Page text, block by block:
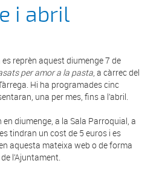
i abril
es reprèn aquest diumenge 7 de
per amor a la pasta, a càrrec del
Hi ha programades cinc
una per mes, fins a l’abril.
diumenge, a la Sala Parroquial, a
tindran un cost de 5 euros i es
aquesta mateixa web o de forma
l’Ajuntament.